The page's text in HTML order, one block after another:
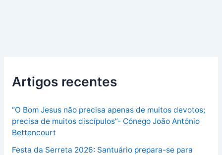
Artigos recentes
“O Bom Jesus não precisa apenas de muitos devotos;
precisa de muitos discípulos”- Cónego João António
Bettencourt
Festa da Serreta 2026: Santuário prepara-se para